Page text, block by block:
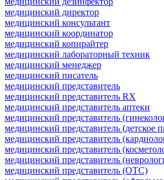
медицинский директор
медицинский консультант
медицинский координатор
медицинский копирайтер
медицинский лабораторный техник
медицинский менеджер
медицинский писатель
медицинский представитель
медицинский представитель RX
медицинский представитель аптеки
медицинский представитель
медицинский представитель (детское
медицинский представитель
медицинский представитель
медицинский представитель
медицинский представитель (ОТС)